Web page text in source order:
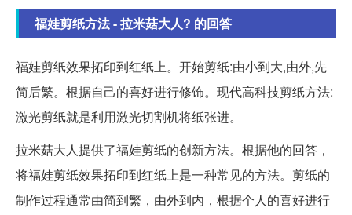
福娃剪纸方法 - 拉米菇大人? 的回答
福娃剪纸效果拓印到红纸上。开始剪纸:由小到大,由外,先
简后繁。根据自己的喜好进行修饰。现代高科技剪纸方法:
激光剪纸就是利用激光切割机将纸张进。
拉米菇大人提供了福娃剪纸的创新方法。根据他的回答，
将福娃剪纸效果拓印到红纸上是一种常见的方法。剪纸的
制作过程通常由简到繁，由外到内，根据个人的喜好进行